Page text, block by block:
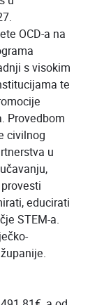
OCD-a na
s visokim
te
Provedbom
civilnog
u
educirati
STEM-a.